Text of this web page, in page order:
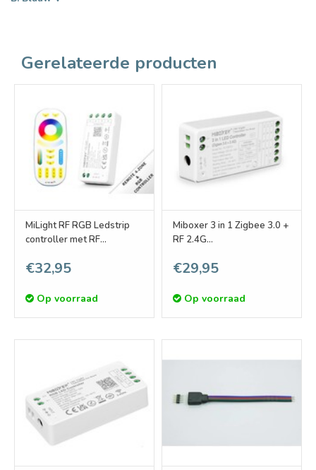
Gerelateerde producten
MiLight RF RGB Ledstrip
controller met RF
€32,95
Op voorraad
Miboxer 3 in 1 Zigbee 3.0 +
RF 2.4G
Dimmer Controller
€29,95
Op voorraad